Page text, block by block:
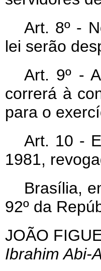
Art. 8º -
lei serão
Art. 9º -
correrá à
para o
Art. 10 -
1981,
Brasília,
92º da
JOÃO
Ibrahim Abi-